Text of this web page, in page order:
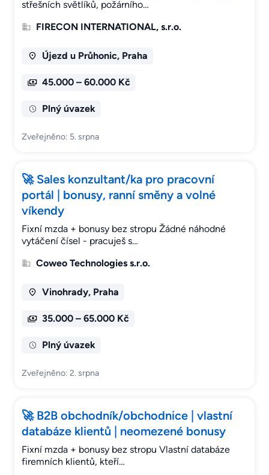
střešních světlíků, požárního…
FIRECON INTERNATIONAL, s.r.o.
Újezd u Průhonic, Praha
45.000 – 60.000 Kč
Plný úvazek
Zveřejněno: 5. srpna
🚀 Sales konzultant/ka pro pracovní
portál | bonusy, ranní směny a volné
víkendy
Fixní mzda + bonusy bez stropu Žádné náhodné
vytáčení čísel - pracuješ s…
Coweo Technologies s.r.o.
Vinohrady, Praha
35.000 – 65.000 Kč
Plný úvazek
Zveřejněno: 2. srpna
🚀 B2B obchodník/obchodnice | vlastní
databáze klientů | neomezené bonusy
Fixní mzda + bonusy bez stropu Vlastní databáze
firemních klientů, kteří…